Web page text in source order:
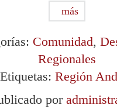
más
Comunidad,
Regionales
Etiquetas: Región
por